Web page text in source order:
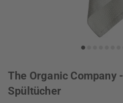
The Organic Company -
Spültücher